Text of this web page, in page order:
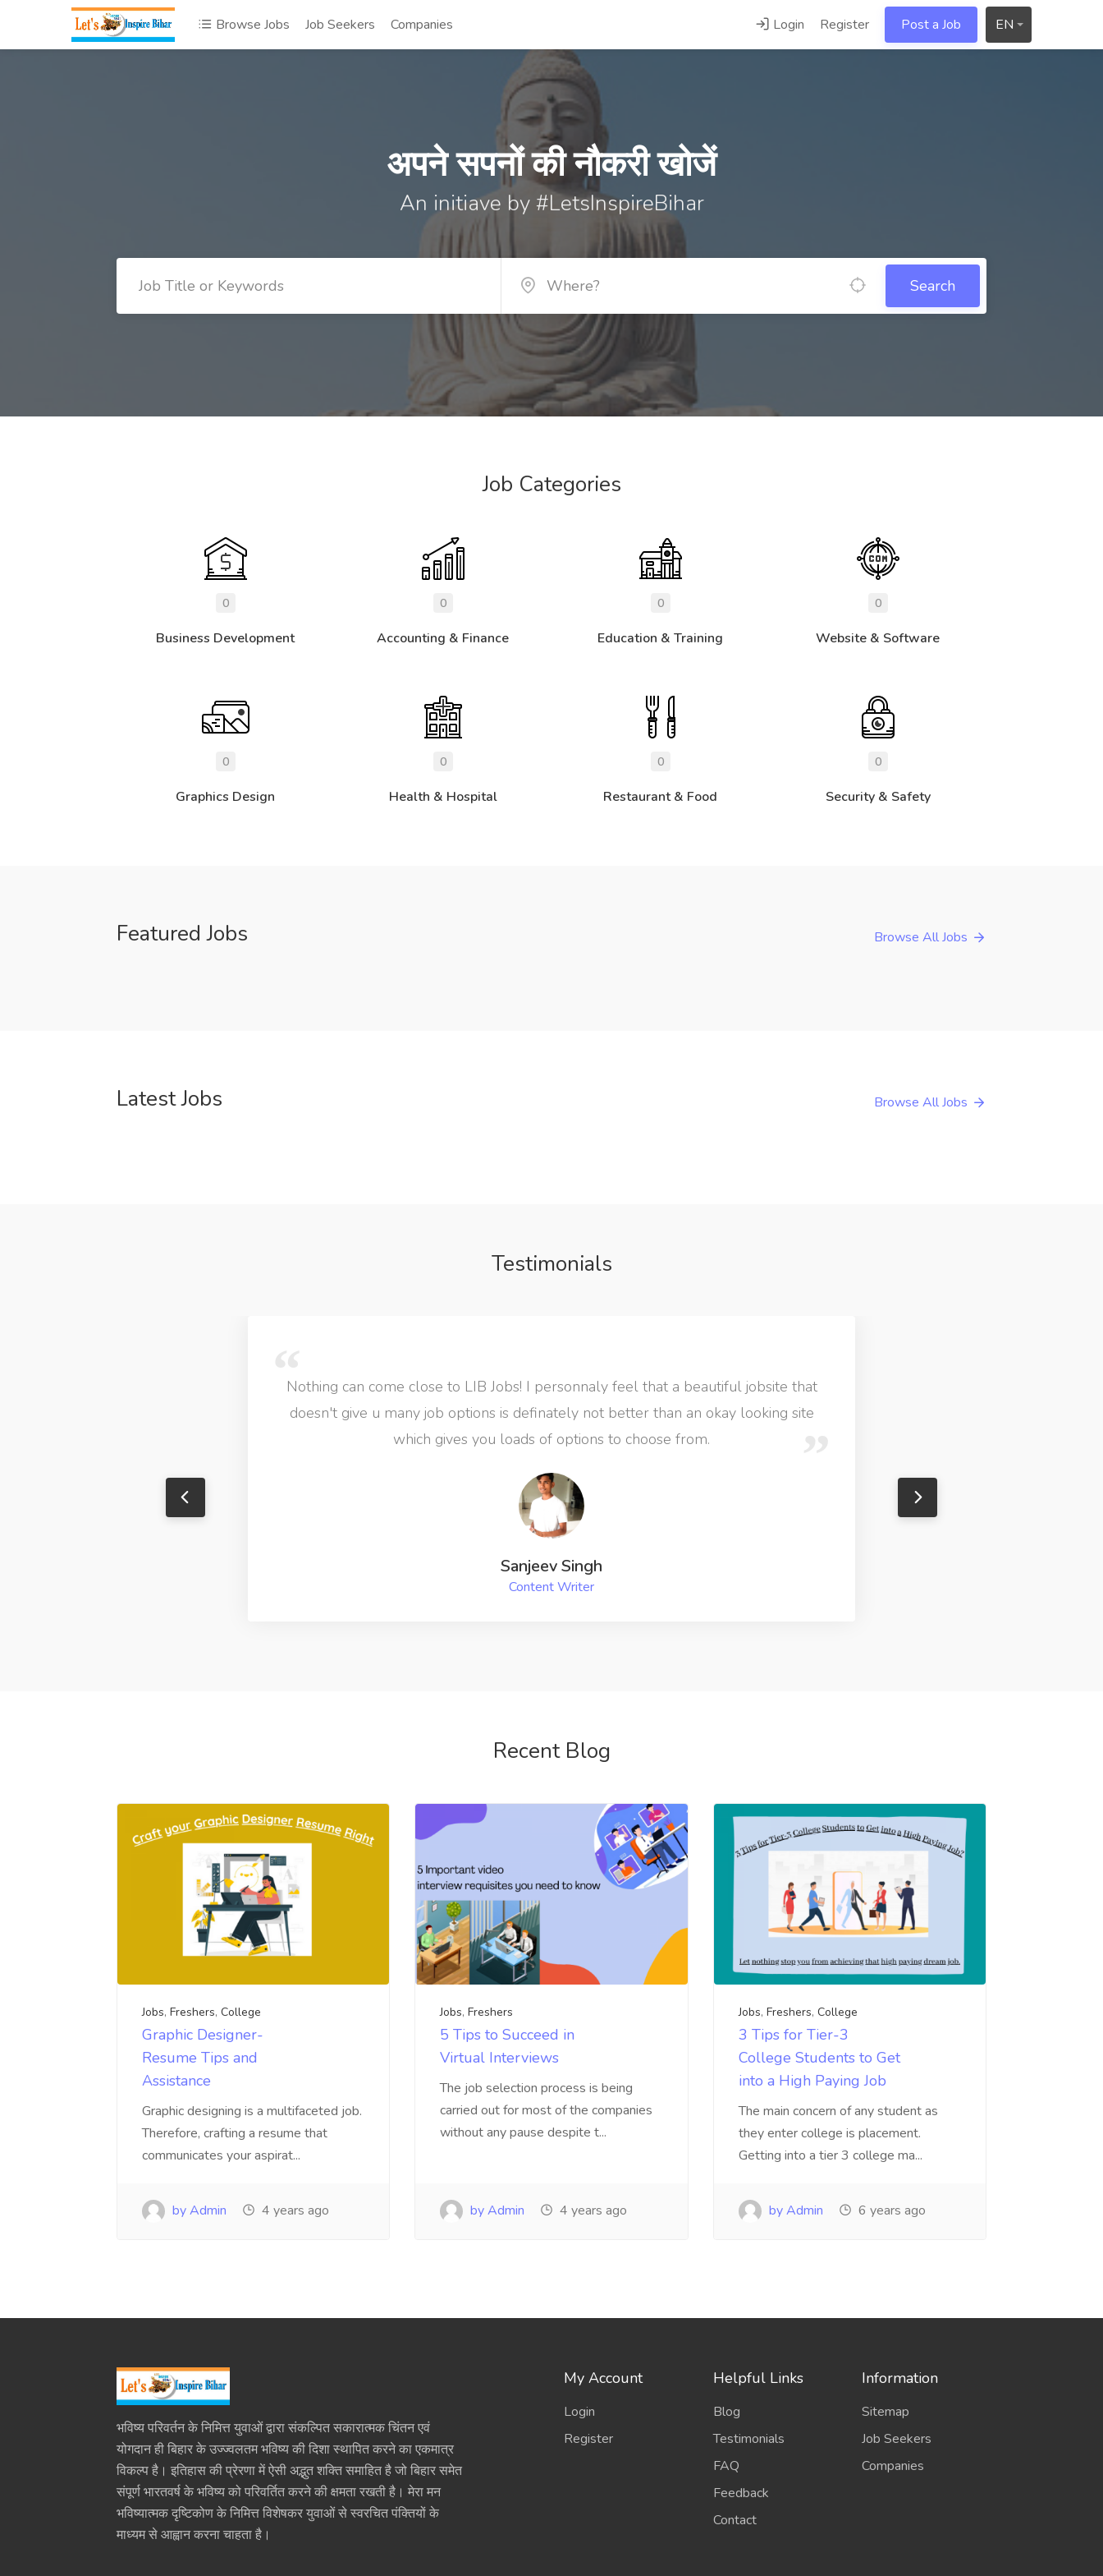
Browse Jobs Job Seekers Companies Login Register Post a Job EN
अपने सपनों की नौकरी खोजें
An initiave by #LetsInspireBihar
Search
Job Categories
0
Business Development
0
Accounting & Finance
0
Education & Training
0
Website & Software
0
Graphics Design
0
Health & Hospital
0
Restaurant & Food
0
Security & Safety
Featured Jobs Browse All Jobs
Latest Jobs Browse All Jobs
Testimonials
to LIB Jobs! I personnaly feel that a beautiful jobsite that
options is definately not better than an okay looking site
Recent Blog
Jobs, Freshers, College
Graphic Designer-
Resume Tips and
Assistance
Graphic designing is a multifaceted job.
Therefore, crafting a resume that
communicates your aspirat...
by Admin 4 years ago
Jobs,Freshers
5 Tips to Succeed in
Virtual Interviews
The job selection process is being
carried out for most of the companies
without any pause despite t...
by Admin 4 years ago
Jobs, Freshers, College
3 Tips for Tier-3
College Students to Get
into a High Paying Job
The main concern of any student as
they enter college is placement.
Getting into a tier 3 college ma...
by Admin 6 years ago
भविष्य परिवर्तन के निमित्त युवाओं द्वारा संकल्पित सकारात्मक चिंतन एवं
योगदान ही बिहार के उज्ज्वलतम भविष्य की दिशा स्थापित करने का एकमात्र
विकल्प है। इतिहास की प्रेरणा में ऐसी अद्भुत शक्ति समाहित है जो बिहार समेत
संपूर्ण भारतवर्ष के भविष्य को परिवर्तित करने की क्षमता रखती है। मेरा मन
भविष्यात्मक दृष्टिकोण के निमित्त विशेषकर युवाओं से स्वरचित पंक्तियों के
माध्यम से आह्वान करना चाहता है।
My Account
Login
Register
Helpful Links
Blog
Testimonials
FAQ
Feedback
Contact
Information
Sitemap
Job Seekers
Companies